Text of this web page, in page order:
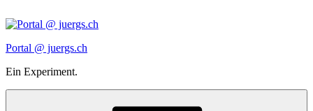
Inhalt
Portal @ juergs.ch
Ein Experiment.